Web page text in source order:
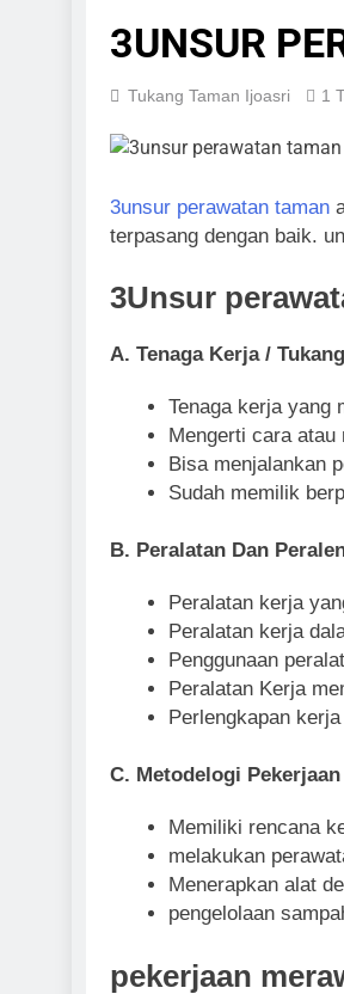
3UNSUR
Tukang Taman Ijoasri 1
3unsur perawatan taman
terpasang dengan baik.
3Unsur
A. Tenaga Kerja /
Tenaga kerja yang
Mengerti cara
Bisa menjalankan
Sudah memilik
B. Peralatan Dan
Peralatan kerja
Peralatan kerja
Penggunaan
Peralatan Kerja
Perlengkapan
C. Metodelogi Pekerjaan
Memiliki rencana
melakukan
Menerapkan alat
pengelolaan
pekerjaan